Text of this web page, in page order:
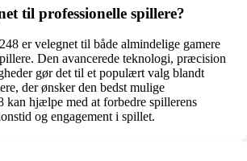
til professionelle spillere?
er velegnet til både almindelige gamere
Den avancerede teknologi, præcision
gør det til et populært valg blandt
der ønsker den bedst mulige
kan hjælpe med at forbedre spillerens
og engagement i spillet.